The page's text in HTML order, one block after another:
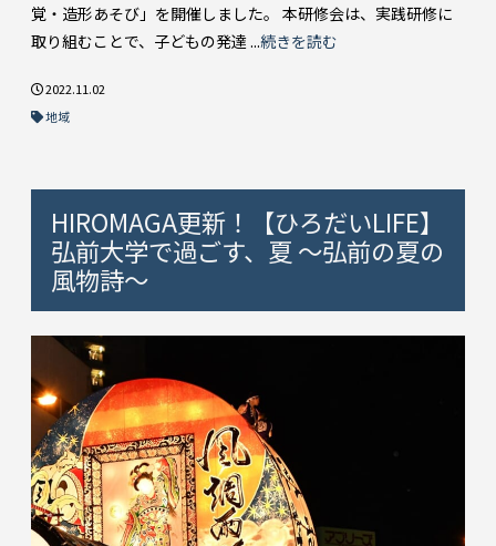
覚・造形あそび」を開催しました。 本研修会は、実践研修に
取り組むことで、子どもの発達 ...続きを読む
2022.11.02
地域
HIROMAGA更新！【ひろだいLIFE】
弘前大学で過ごす、夏 ～弘前の夏の
風物詩～